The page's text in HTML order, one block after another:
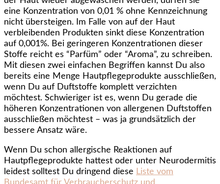
eine Konzentration von 0,01 % ohne Kennzeichnung
nicht übersteigen. Im Falle von auf der Haut
verbleibenden Produkten sinkt diese Konzentration
auf 0,001%. Bei geringeren Konzentrationen dieser
Stoffe reicht es “Parfüm” oder “Aroma”, zu schreiben.
Mit diesen zwei einfachen Begriffen kannst Du also
bereits eine Menge Hautpflegeprodukte ausschließen,
wenn Du auf Duftstoffe komplett verzichten
möchtest. Schwieriger ist es, wenn Du gerade die
höheren Konzentrationen von allergenen Duftstoffen
ausschließen möchtest – was ja grundsätzlich der
bessere Ansatz wäre.
Wenn Du schon allergische Reaktionen auf
Hautpflegeprodukte hattest oder unter Neurodermitis
leidest solltest Du dringend diese Liste vom